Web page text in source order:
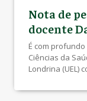
Nota de
docente
É com
Ciências da
Londrina (UEL)
Cirurgia Geral